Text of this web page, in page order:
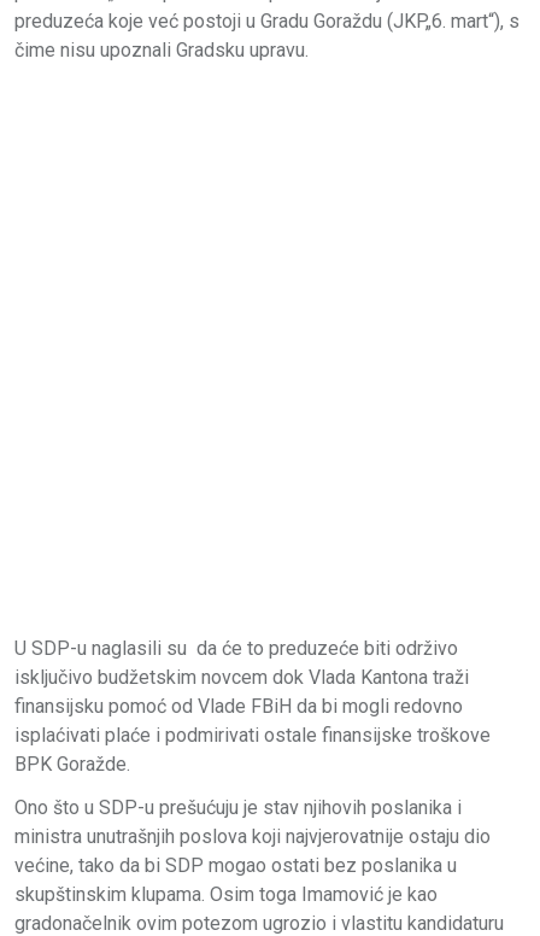
preduzeća koje već postoji u Gradu Goraždu (JKP„6. mart“), s
čime nisu upoznali Gradsku upravu.
U SDP-u naglasili su da će to preduzeće biti održivo
isključivo budžetskim novcem dok Vlada Kantona traži
finansijsku pomoć od Vlade FBiH da bi mogli redovno
isplaćivati plaće i podmirivati ostale finansijske troškove
BPK Goražde.
Ono što u SDP-u prešućuju je stav njihovih poslanika i
ministra unutrašnjih poslova koji najvjerovatnije ostaju dio
većine, tako da bi SDP mogao ostati bez poslanika u
skupštinskim klupama. Osim toga Imamović je kao
gradonačelnik ovim potezom ugrozio i vlastitu kandidaturu